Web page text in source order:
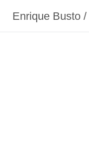
Enrique Busto